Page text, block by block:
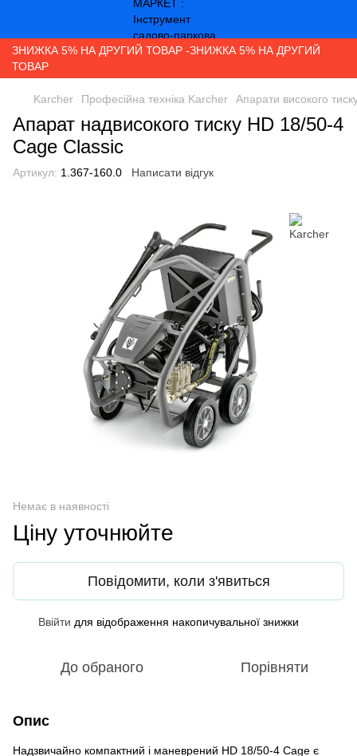
ЗНИЖКА 5% НА ДРУГИЙ ТОВАР -ЗНИЖКА 5% НА ДРУГИЙ
ТОВАР
Karcher Професійна техніка Karcher Апарати високого
Апарат надвисокого тиску HD 18/50-4
Cage Classic
Артикул: 1.367-160.0 Написати відгук
Немає в наявності
Ціну уточнюйте
Повідомити, коли з'явиться
Ввійти для відображення накопичувальної знижки
До обраного Порівняти
Опис
Надзвичайно компактний і маневрений HD 18/50-4 Cage є